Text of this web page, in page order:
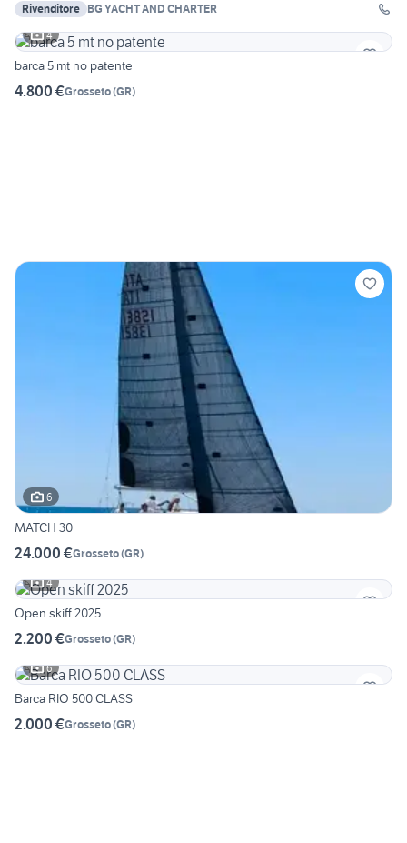
Rivenditore BG YACHT AND CHARTER
4
barca 5 mt no patente
4.800 €Grosseto(GR)
6
MATCH 30
24.000 €Grosseto(GR)
4
Open skiff 2025
2.200 €Grosseto(GR)
6
Barca RIO 500 CLASS
2.000 €Grosseto(GR)